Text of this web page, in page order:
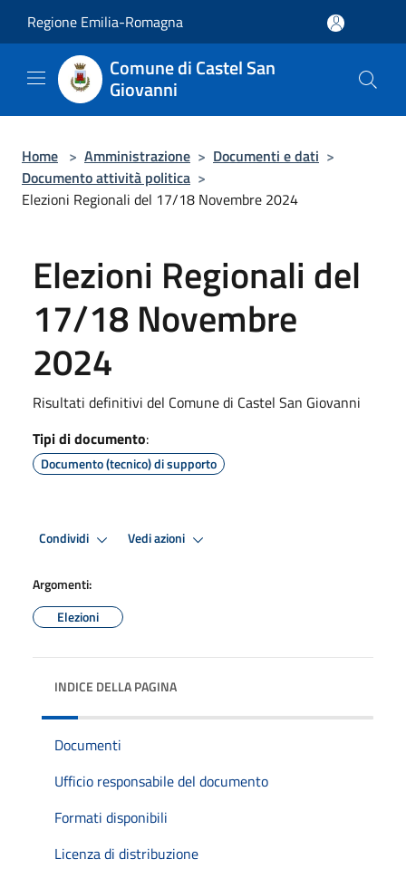
Regione Emilia-Romagna
Comune di Castel San
Giovanni
Home > Amministrazione > Documenti e dati >
Documento attività politica >
Elezioni Regionali del 17/18 Novembre 2024
Elezioni Regionali del
17/18 Novembre
2024
Risultati definitivi del Comune di Castel San Giovanni
Tipi di documento:
Documento (tecnico) di supporto
Condividi Vedi azioni
Argomenti:
Elezioni
INDICE DELLA PAGINA
Documenti
Ufficio responsabile del documento
Formati disponibili
Licenza di distribuzione